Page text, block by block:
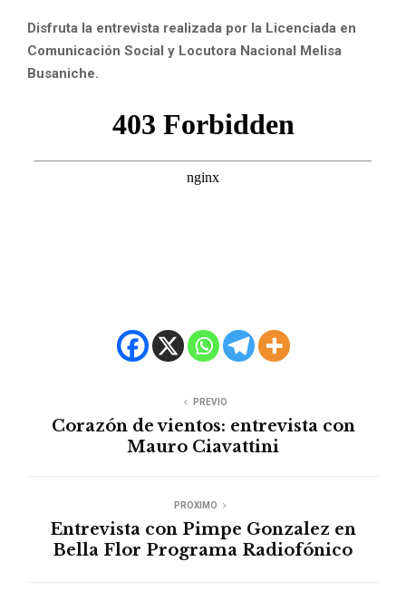
Disfruta la entrevista realizada por la Licenciada en
Comunicación Social y Locutora Nacional Melisa
Busaniche.
PREVIO
Corazón de vientos: entrevista con
Mauro Ciavattini
PROXIMO
Entrevista con Pimpe Gonzalez en
Bella Flor Programa Radiofónico